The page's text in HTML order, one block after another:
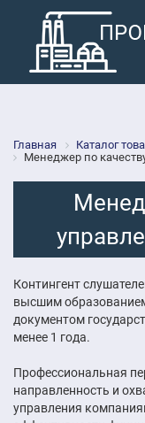
Главная
Каталог
Менеджер по
Контингент
высшим
документом
менее 1 года.
Профессиональная
направленность и
управления